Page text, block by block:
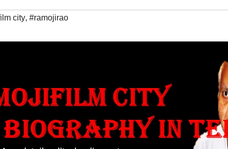
city, #ramojirao